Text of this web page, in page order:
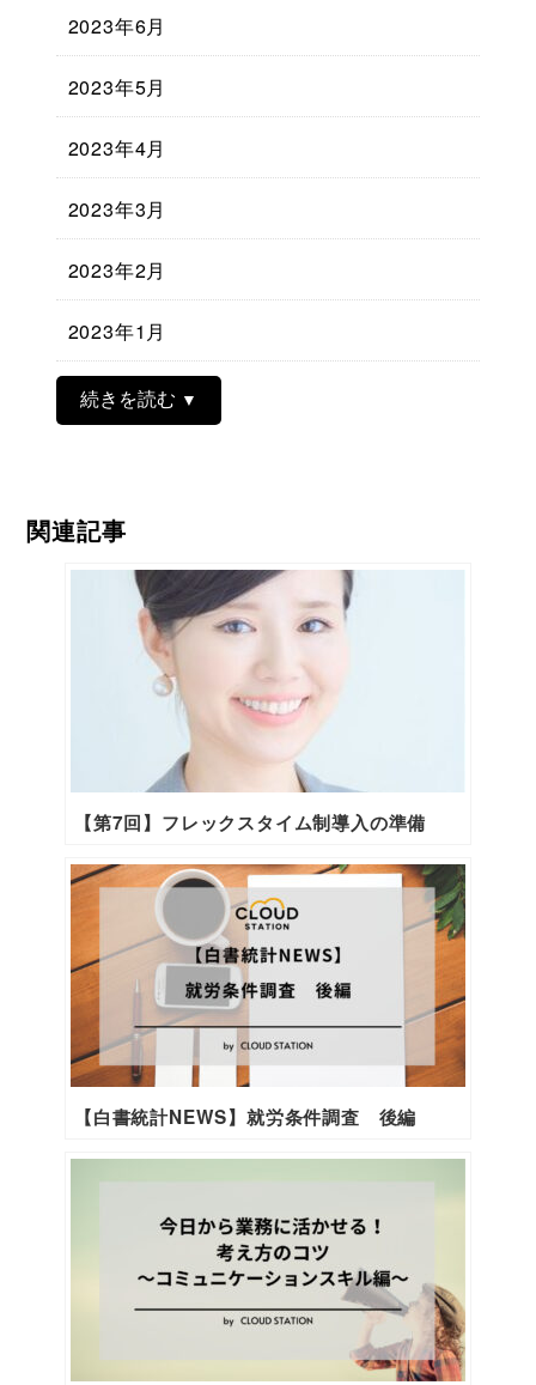
2023年6月
2023年5月
2023年4月
2023年3月
2023年2月
2023年1月
続きを読む
関連記事
【第7回】フレックスタイム制導入の準備
【白書統計NEWS】就労条件調査 後編